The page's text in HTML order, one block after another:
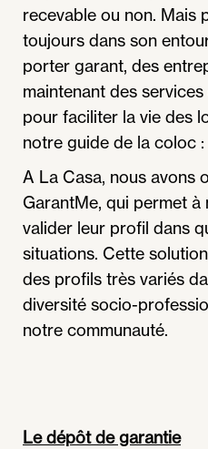
recevable ou non. Mais
toujours dans son
porter garant, des
maintenant des
pour faciliter la vie des
notre guide de la coloc :
A La Casa, nous avons
GarantMe, qui permet
valider leur profil dans
situations. Cette
des profils très variés
diversité socio-
notre communauté.
Le dépôt de garantie